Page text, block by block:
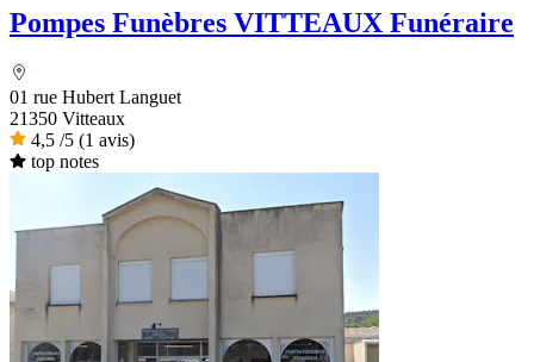
Pompes Funèbres VITTEAUX Funéraire
01 rue Hubert Languet
21350 Vitteaux
4,5 /5 (1 avis)
top notes